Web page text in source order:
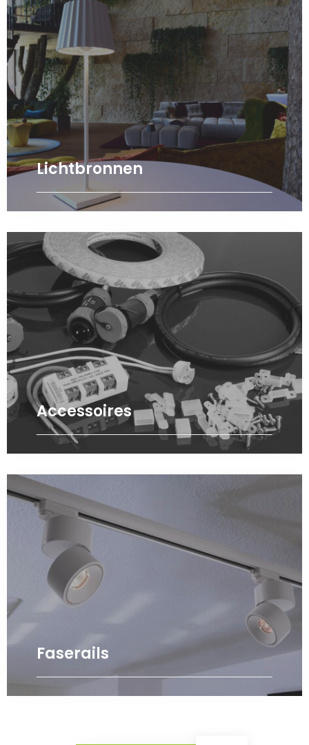
Lichtbronnen
Accessoires
Faserails